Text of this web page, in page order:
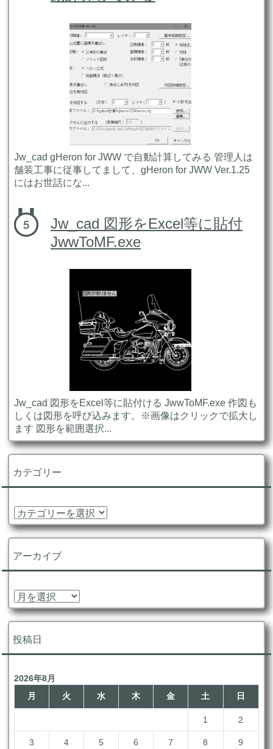
Jw_cad gHeron for JWW で自動計算してみる 管理人は
舗装工事に従事してまして、gHeron for JWW Ver.1.25
にはお世話にな...
Jw_cad 図形をExcel等に貼付
JwwToMF.exe
Jw_cad 図形をExcel等に貼付ける JwwToMF.exe 作図も
しくは図形を呼び込みます。※画像はクリックで拡大し
ます 図形を範囲選択...
カテゴリー
カ
テ
ゴ
ー
アーカイブ
ア
ー
カ
イ
ブ
投稿日
2026年8月
月
火 水 木 金 土 日
1 2
3 4 5 6 7 8 9